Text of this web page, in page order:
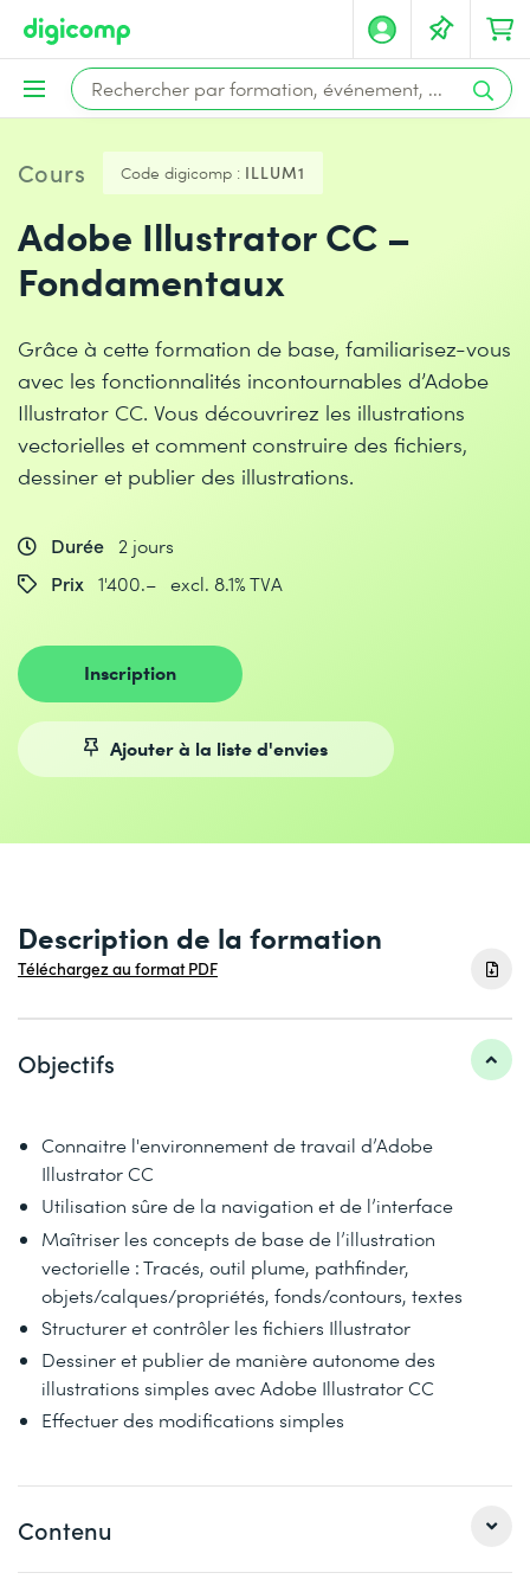
Cours Code digicomp : ILLUM1
Adobe Illustrator CC –
Fondamentaux
Grâce à cette formation de base, familiarisez-vous
avec les fonctionnalités incontournables d’Adobe
Illustrator CC. Vous découvrirez les illustrations
vectorielles et comment construire des fichiers,
dessiner et publier des illustrations.
Durée 2 jours
Prix
1'400.– excl. 8.1% TVA
Inscription
Ajouter à la liste d'envies
Description de la formation
Téléchargez au format PDF
Objectifs
Connaitre l'environnement de travail d’Adobe
Illustrator CC
Utilisation sûre de la navigation et de l’interface
Maîtriser les concepts de base de l’illustration
vectorielle : Tracés, outil plume, pathfinder,
objets/calques/propriétés, fonds/contours, textes
Structurer et contrôler les fichiers Illustrator
Dessiner et publier de manière autonome des
illustrations simples avec Adobe Illustrator CC
Effectuer des modifications simples
Contenu